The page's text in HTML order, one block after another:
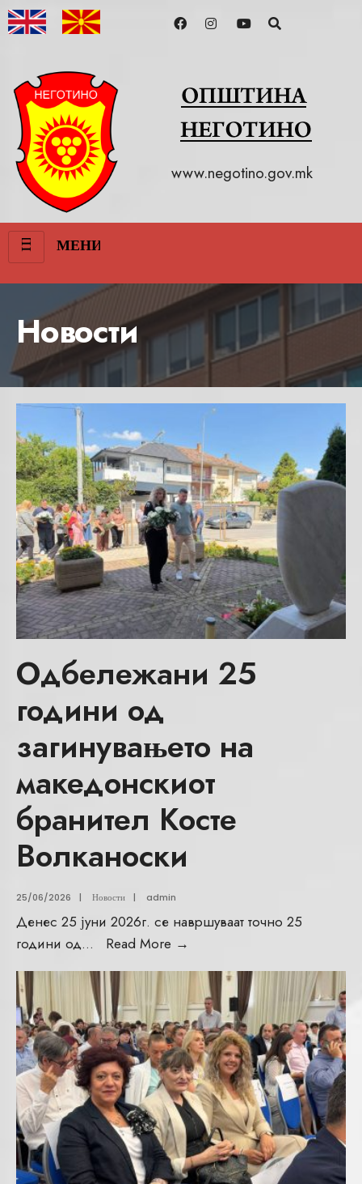
www.negotino.gov.mk
МЕНИ
III
Новости
Одбележани 25
години од
загинувањето на
македонскиот
бранител Косте
Волканоски
25/06/2026 | Новости | admin
Денес 25 јуни 2026г. се навршуваат точно 25
години од... Read More →